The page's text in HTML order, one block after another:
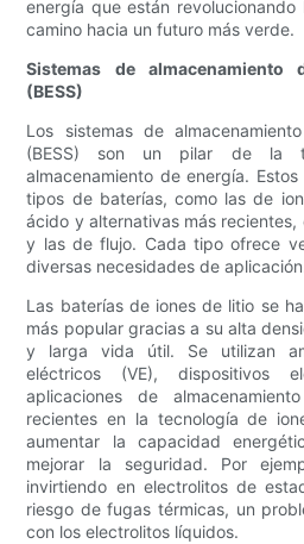
energía que están
camino hacia un futuro más verde.
Sistemas de almacenamiento
(BESS)
Los sistemas de
(BESS) son un pilar de la
almacenamiento de energía.
tipos de baterías, como las de
ácido y alternativas más
y las de flujo. Cada tipo ofrece
diversas necesidades de
Las baterías de iones de litio se
más popular gracias a su alta
y larga vida útil. Se utilizan
eléctricos (VE), dispositivos
aplicaciones de
recientes en la tecnología de
aumentar la capacidad
mejorar la seguridad. Por
invirtiendo en electrolitos de
riesgo de fugas térmicas, un
con los electrolitos líquidos.